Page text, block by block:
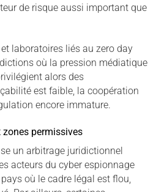
de risque aussi important que
laboratoires liés au zero day
où la pression médiatique
alors des
est faible, la coopération
encore immature.
permissives
un arbitrage juridictionnel
acteurs du cyber espionnage
où le cadre légal est flou,